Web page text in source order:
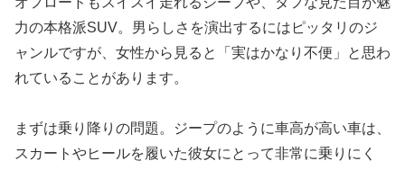
力の本格派SUV。男らしさを演出するにはピッタリのジ
ャンルですが、女性から見ると「実はかなり不便」と思わ
れていることがあります。
まずは乗り降りの問題。ジープのように車高が高い車は、
スカートやヒールを履いた彼女にとって非常に乗りにく